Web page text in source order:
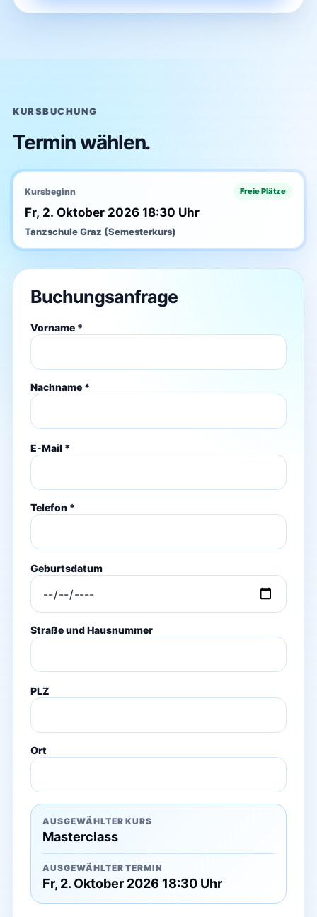
KURSBUCHUNG
Termin wählen.
Kursbeginn Freie Plätze
Fr, 2. Oktober 2026 18:30 Uhr
Tanzschule Graz (Semesterkurs)
Buchungsanfrage
Vorname *
Nachname *
E-Mail *
Telefon *
Geburtsdatum
Straße und Hausnummer
PLZ
Ort
AUSGEWÄHLTER KURS
Masterclass
AUSGEWÄHLTER TERMIN
Fr, 2. Oktober 2026 18:30 Uhr